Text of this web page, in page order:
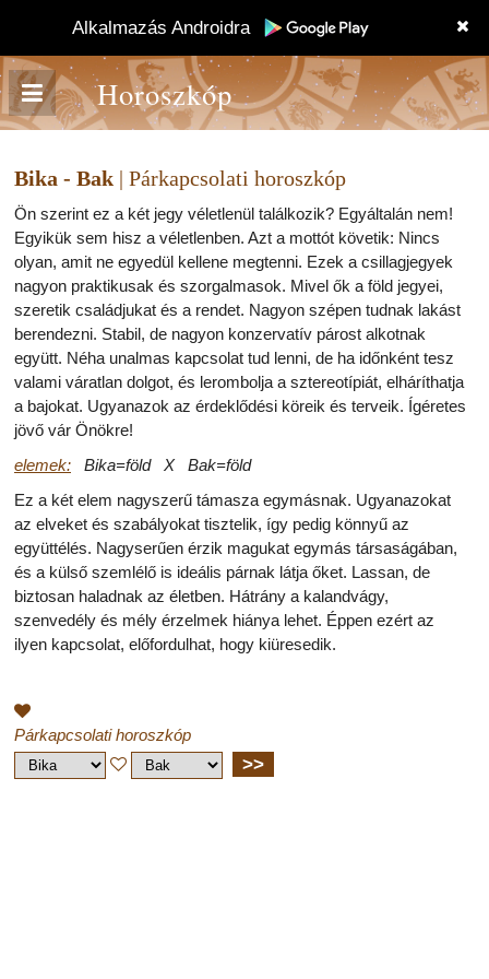
Alkalmazás Androidra
Horoszkóp
Bika - Bak | Párkapcsolati horoszkóp
Ön szerint ez a két jegy véletlenül találkozik? Egyáltalán nem!
Egyikük sem hisz a véletlenben. Azt a mottót követik: Nincs
olyan, amit ne egyedül kellene megtenni. Ezek a csillagjegyek
nagyon praktikusak és szorgalmasok. Mivel ők a föld jegyei,
szeretik családjukat és a rendet. Nagyon szépen tudnak lakást
berendezni. Stabil, de nagyon konzervatív párost alkotnak
együtt. Néha unalmas kapcsolat tud lenni, de ha időnként tesz
valami váratlan dolgot, és lerombolja a sztereotípiát, elháríthatja
a bajokat. Ugyanazok az érdeklődési köreik és terveik. Ígéretes
jövő vár Önökre!
elemek: Bika=föld X Bak=föld
Ez a két elem nagyszerű támasza egymásnak. Ugyanazokat
az elveket és szabályokat tisztelik, így pedig könnyű az
együttélés. Nagyserűen érzik magukat egymás társaságában,
és a külső szemlélő is ideális párnak látja őket. Lassan, de
biztosan haladnak az életben. Hátrány a kalandvágy,
szenvedély és mély érzelmek hiánya lehet. Éppen ezért az
ilyen kapcsolat, előfordulhat, hogy kiüresedik.
Párkapcsolati horoszkóp
>>